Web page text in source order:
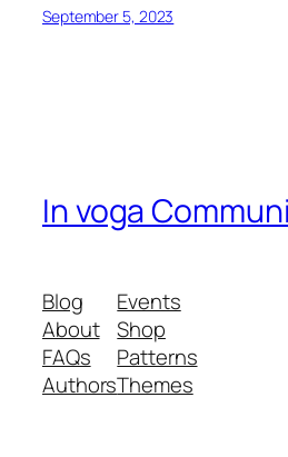
September 5, 2023
In voga
Blog
About
FAQs
Authors
Events
Shop
Patterns
Themes